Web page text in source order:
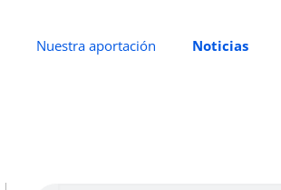
Nuestra aportación Noticias